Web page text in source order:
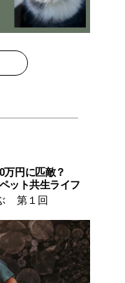
万円に匹敵？
ット共生ライフ
第１回